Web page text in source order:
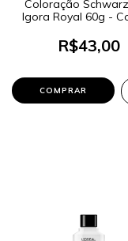
Coloração
Igora Royal 60g -
R$43,00